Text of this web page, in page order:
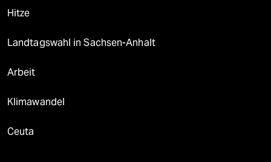
Hitze
Landtagswahl in Sachsen-Anhalt
Arbeit
Klimawandel
Ceuta